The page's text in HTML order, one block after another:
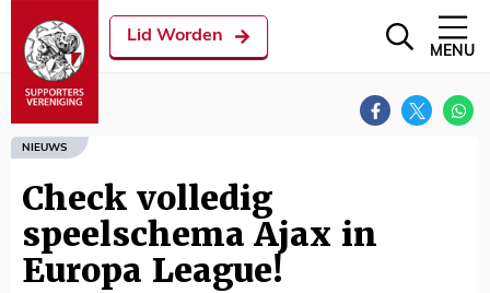
Lid Worden
MENU
NIEUWS
Check volledig
speelschema Ajax in
Europa League!